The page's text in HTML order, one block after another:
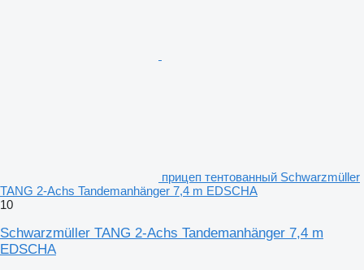
прицеп тентованный Schwarzmüller
TANG 2-Achs Tandemanhänger 7,4 m EDSCHA
10
Schwarzmüller TANG 2-Achs Tandemanhänger 7,4 m
EDSCHA